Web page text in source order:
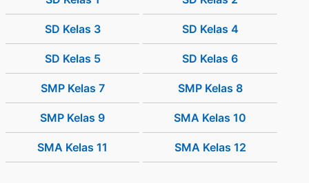
SD Kelas 3 SD Kelas 4
SD Kelas 5 SD Kelas 6
SMP Kelas 7 SMP Kelas 8
SMP Kelas 9 SMA Kelas 10
SMA Kelas 11 SMA Kelas 12